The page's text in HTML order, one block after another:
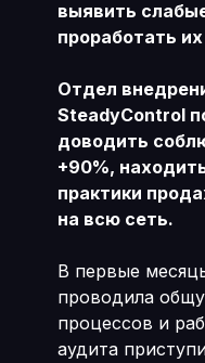
выявить
проработать
Отдел
SteadyControl
доводить
+90%,
практики
на всю сеть.
В первые
проводила
процессов и
аудита